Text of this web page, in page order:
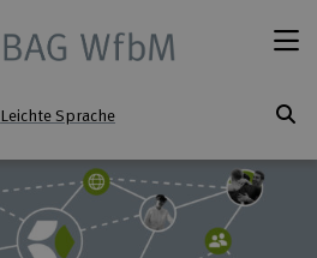
Leichte Sprache